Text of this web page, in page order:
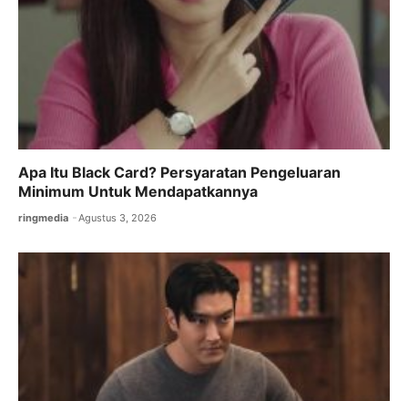
Apa Itu Black Card? Persyaratan Pengeluaran
Minimum Untuk Mendapatkannya
ringmedia Agustus 3, 2026